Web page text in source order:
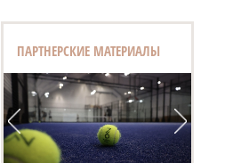
ПАРТНЕРСКИЕ МАТЕРИАЛЫ